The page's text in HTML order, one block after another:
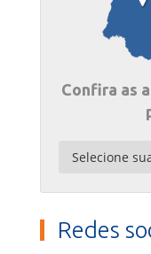
Confira as
Redes